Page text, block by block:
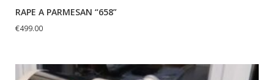
RAPE A PARMESAN “658”
€499.00